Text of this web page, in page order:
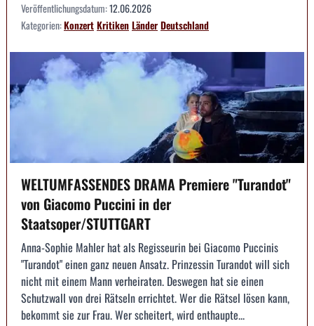
Veröffentlichungsdatum:12.06.2026
Kategorien:KonzertKritikenLänderDeutschland
WELTUMFASSENDES DRAMA Premiere "Turandot"
von Giacomo Puccini in der
Staatsoper/STUTTGART
Anna-Sophie Mahler hat als Regisseurin bei Giacomo Puccinis
"Turandot" einen ganz neuen Ansatz. Prinzessin Turandot will sich
nicht mit einem Mann verheiraten. Deswegen hat sie einen
Schutzwall von drei Rätseln errichtet. Wer die Rätsel lösen kann,
bekommt sie zur Frau. Wer scheitert, wird enthaupte...